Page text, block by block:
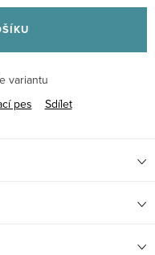
variantu
pes Sdílet